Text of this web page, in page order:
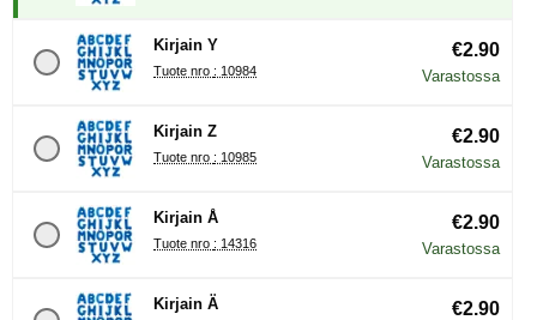
Kirjain Y
Tuote nro : 10984
€2.90
Varastossa
Kirjain Z
Tuote nro : 10985
€2.90
Varastossa
Kirjain Å
Tuote nro : 14316
€2.90
Varastossa
Kirjain Ä €2.90